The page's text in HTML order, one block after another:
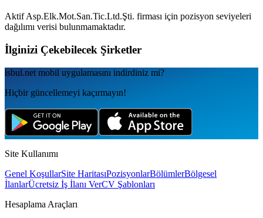
Aktif Asp.Elk.Mot.San.Tic.Ltd.Şti. firması için pozisyon seviyeleri
dağılımı verisi bulunmamaktadır.
İlginizi Çekebilecek Şirketler
isbul.net mobil uygulamаsını indirdiniz mi?
Hiçbir güncellemeyi kaçırmayın!
Site Kullanımı
Genel KoşullarSite HaritasıPozisyonlarBölümlerBölgesel
İlanlarÜcretsiz İş İlanı VerCV Şablonları
Hesaplama Araçları